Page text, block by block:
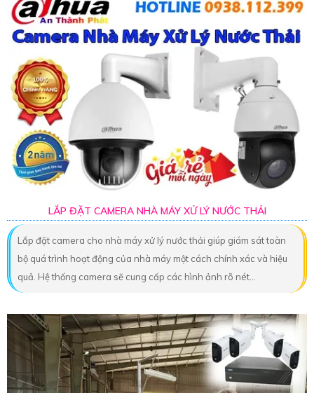
LẮP ĐẶT CAMERA NHÀ MÁY XỬ LÝ NƯỚC THẢI
Lắp đặt camera cho nhà máy xử lý nước thải giúp giám sát toàn
bộ quá trình hoạt động của nhà máy một cách chính xác và hiệu
quả. Hệ thống camera sẽ cung cấp các hình ảnh rõ nét...